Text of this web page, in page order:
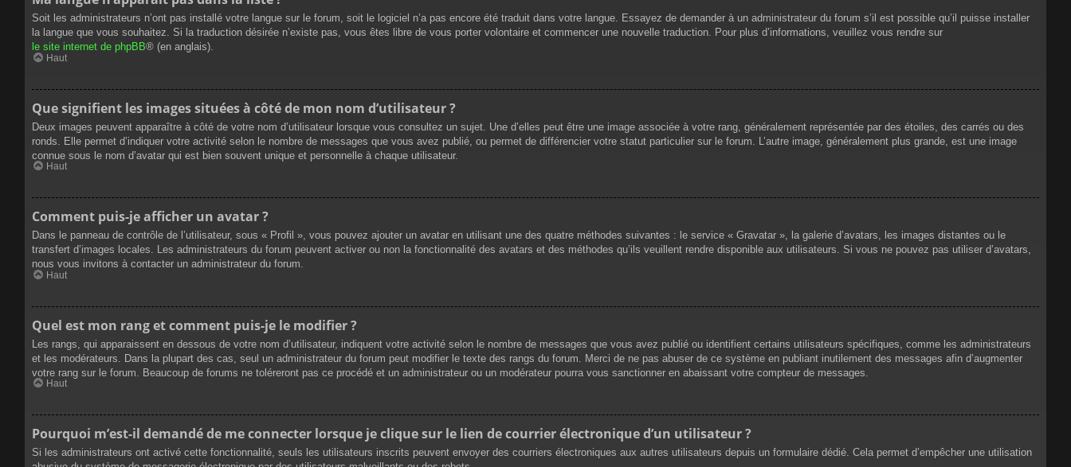
Soit les administrateurs n’ont pas installé votre langue sur le forum, soit le logiciel n’a pas encore été traduit dans votre langue. Essayez de demander à un administrateur du forum s’il est possible qu’il puisse installer
la langue que vous souhaitez. Si la traduction désirée n’existe pas, vous êtes libre de vous porter volontaire et commencer une nouvelle traduction. Pour plus d’informations, veuillez vous rendre sur
le site internet de phpBB® (en anglais).
Haut
Que signifient les images situées à côté de mon nom d’utilisateur ?
Deux images peuvent apparaître à côté de votre nom d’utilisateur lorsque vous consultez un sujet. Une d’elles peut être une image associée à votre rang, généralement représentée par des étoiles, des carrés ou des
ronds. Elle permet d’indiquer votre activité selon le nombre de messages que vous avez publié, ou permet de différencier votre statut particulier sur le forum. L’autre image, généralement plus grande, est une image
connue sous le nom d’avatar qui est bien souvent unique et personnelle à chaque utilisateur.
Haut
Comment puis-je afficher un avatar ?
Dans le panneau de contrôle de l’utilisateur, sous « Profil », vous pouvez ajouter un avatar en utilisant une des quatre méthodes suivantes : le service « Gravatar », la galerie d’avatars, les images distantes ou le
transfert d’images locales. Les administrateurs du forum peuvent activer ou non la fonctionnalité des avatars et des méthodes qu’ils veuillent rendre disponible aux utilisateurs. Si vous ne pouvez pas utiliser d’avatars,
nous vous invitons à contacter un administrateur du forum.
Haut
Quel est mon rang et comment puis-je le modifier ?
Les rangs, qui apparaissent en dessous de votre nom d’utilisateur, indiquent votre activité selon le nombre de messages que vous avez publié ou identifient certains utilisateurs spécifiques, comme les administrateurs
et les modérateurs. Dans la plupart des cas, seul un administrateur du forum peut modifier le texte des rangs du forum. Merci de ne pas abuser de ce système en publiant inutilement des messages afin d’augmenter
votre rang sur le forum. Beaucoup de forums ne toléreront pas ce procédé et un administrateur ou un modérateur pourra vous sanctionner en abaissant votre compteur de messages.
Haut
Pourquoi m’est-il demandé de me connecter lorsque je clique sur le lien de courrier électronique d’un utilisateur ?
Si les administrateurs ont activé cette fonctionnalité, seuls les utilisateurs inscrits peuvent envoyer des courriers électroniques aux autres utilisateurs depuis un formulaire dédié. Cela permet d’empêcher une utilisation